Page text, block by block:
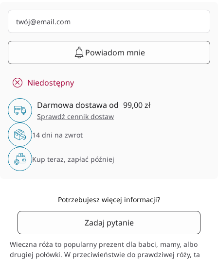
Powiadom mnie
Sprawdź cennik dostaw
Zadaj pytanie
Wieczna róża to popularny prezent dla babci, mamy, albo
drugiej połówki. W przeciwieństwie do prawdziwej róży, ta
będzie wieczna. Oświetlenie LED dodaje róży pięknej